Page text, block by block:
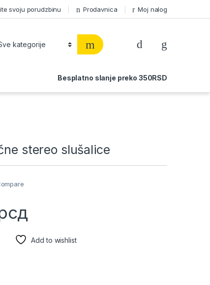
svoju porudzbinu Prodavnica Moj nalog
Besplatno slanje preko 350RSD
stereo slušalice
Add to wishlist